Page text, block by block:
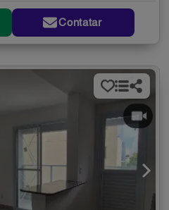
Contatar